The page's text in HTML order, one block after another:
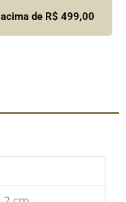
de R$ 499,00